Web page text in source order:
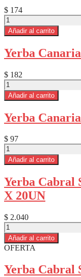
20
cantidad
$ 174
Yerba
Sara
Anis,
Y
1Kg
cantidad
Añadir al carrito
Yerba
$ 182
Yerba
Canarias
Suave
cantidad
Añadir al carrito
Yerba
$ 97
Yerba
Canarias
Suave
gr
cantidad
Añadir al carrito
Yerba Cabral
X 20UN
$ 2.040
Yerba
Cabral
Silueta
Ideal
gr
Añadir al carrito
OFERTA
Yerba Cabral